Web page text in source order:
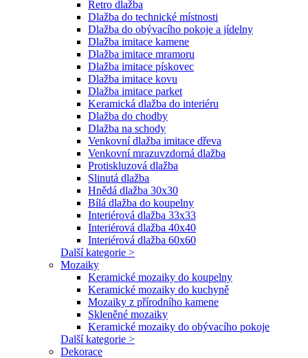
Retro dlažba
Dlažba do technické místnosti
Dlažba do obývacího pokoje a jídelny
Dlažba imitace kamene
Dlažba imitace mramoru
Dlažba imitace pískovec
Dlažba imitace kovu
Dlažba imitace parket
Keramická dlažba do interiéru
Dlažba do chodby
Dlažba na schody
Venkovní dlažba imitace dřeva
Venkovní mrazuvzdorná dlažba
Protiskluzová dlažba
Slinutá dlažba
Hnědá dlažba 30x30
Bílá dlažba do koupelny
Interiérová dlažba 33x33
Interiérová dlažba 40x40
Interiérová dlažba 60x60
Další kategorie >
Mozaiky
Keramické mozaiky do koupelny
Keramické mozaiky do kuchyně
Mozaiky z přírodního kamene
Skleněné mozaiky
Keramické mozaiky do obývacího pokoje
Další kategorie >
Dekorace